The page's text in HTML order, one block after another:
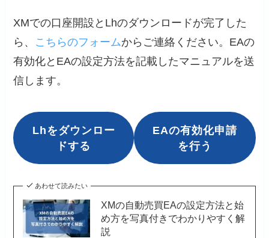
XMでの口座開設とLhのダウンロードが完了した
ら、 こちらのフォームからご連絡ください。EAの
有効化とEAの設定方法を記載したマニュアルを送
信します。
Lhをダウンロー
ドする
EAの有効化申請
を行う
あわせて読みたい
XMの自動売買EAの設定方法と始
め方を写真付きでわかりやすく解
説